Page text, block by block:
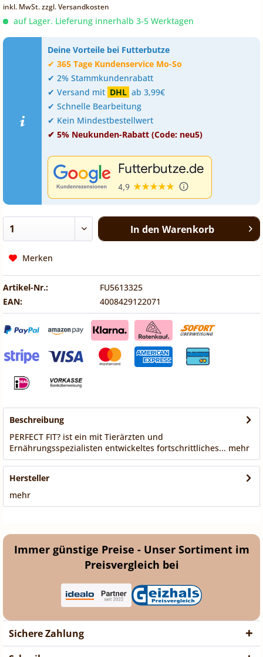
inkl. MwSt.zzgl. Versandkosten
auf Lager. Lieferung innerhalb 3-5 Werktagen
Deine Vorteile bei Futterbutze
✔ 365 Tage Kundenservice Mo-So
✔ 2% Stammkundenrabatt
✔ Versand mit DHL ab 3,99€
✔ Schnelle Bearbeitung
✔ Kein Mindestbestellwert
✔ 5% Neukunden-Rabatt (Code: neu5)
In den Warenkorb
Merken
Artikel-Nr.:
FU5613325
EAN:
4008429122071
Beschreibung
PERFECT FIT? ist ein mit Tierärzten und
Ernährungsspezialisten entwickeltes fortschrittliches... mehr
Hersteller
mehr
Immer günstige Preise - Unser Sortiment im
Preisvergleich bei
Sichere Zahlung